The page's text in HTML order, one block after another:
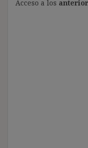
Acceso a los